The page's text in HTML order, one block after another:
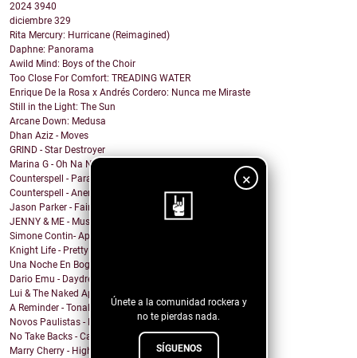
×
Únete a la comunidad rockera y
no te pierdas nada.
SÍGUENOS
2024 3940
diciembre 329
Rita Mercury: Hurricane (Reimagined)
Daphne: Panorama
Awild Mind: Boys of the Choir
Too Close For Comfort: TREADING WATER
Enrique De la Rosa x Andrés Cordero: Nunca me Miraste
Still in the Light: The Sun
Arcane Down: Medusa
Dhan Aziz - Moves
GRIND - Star Destroyer
Marina G - Oh Na Na
Counterspell - Parallel on the End of the World
Counterspell - Anemone
Jason Parker - Fairy Bread
JENNY & ME - Music
Simone Contin- Apnea
Knight Life - Pretty Mother Fucker
Una Noche En Bogota - Despedida
Dario Emu - Daydream
Lui & The Naked Aphids - Lindsey Sue (Will You Mar...
A Reminder - Tonal Wakeup
Novos Paulistas - Num Piscar de Olhos
No Take Backs - Caught Up
Marry Cherry - High All Night